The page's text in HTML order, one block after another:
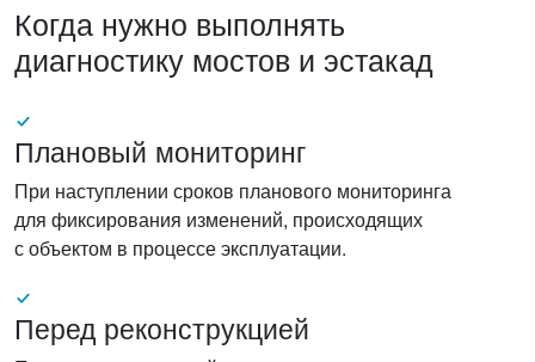
Когда нужно выполнять
диагностику мостов и эстакад
Плановый мониторинг
При наступлении сроков планового мониторинга
для фиксирования изменений, происходящих
с объектом в процессе эксплуатации.
Перед реконструкцией